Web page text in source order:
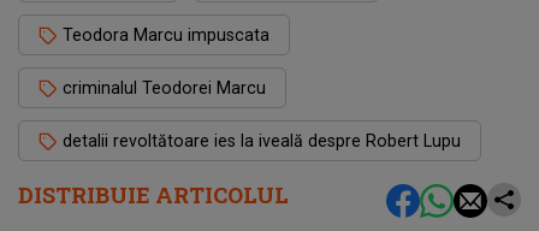
DISTRIBUIE ARTICOLUL
Teodora Marcu impuscata
criminalul Teodorei Marcu
detalii revoltătoare ies la iveală despre Robert Lupu